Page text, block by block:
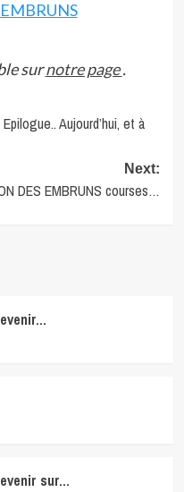
surnotre page.
Aujourd’hui, et à
Next:
DES EMBRUNS courses…
sur…